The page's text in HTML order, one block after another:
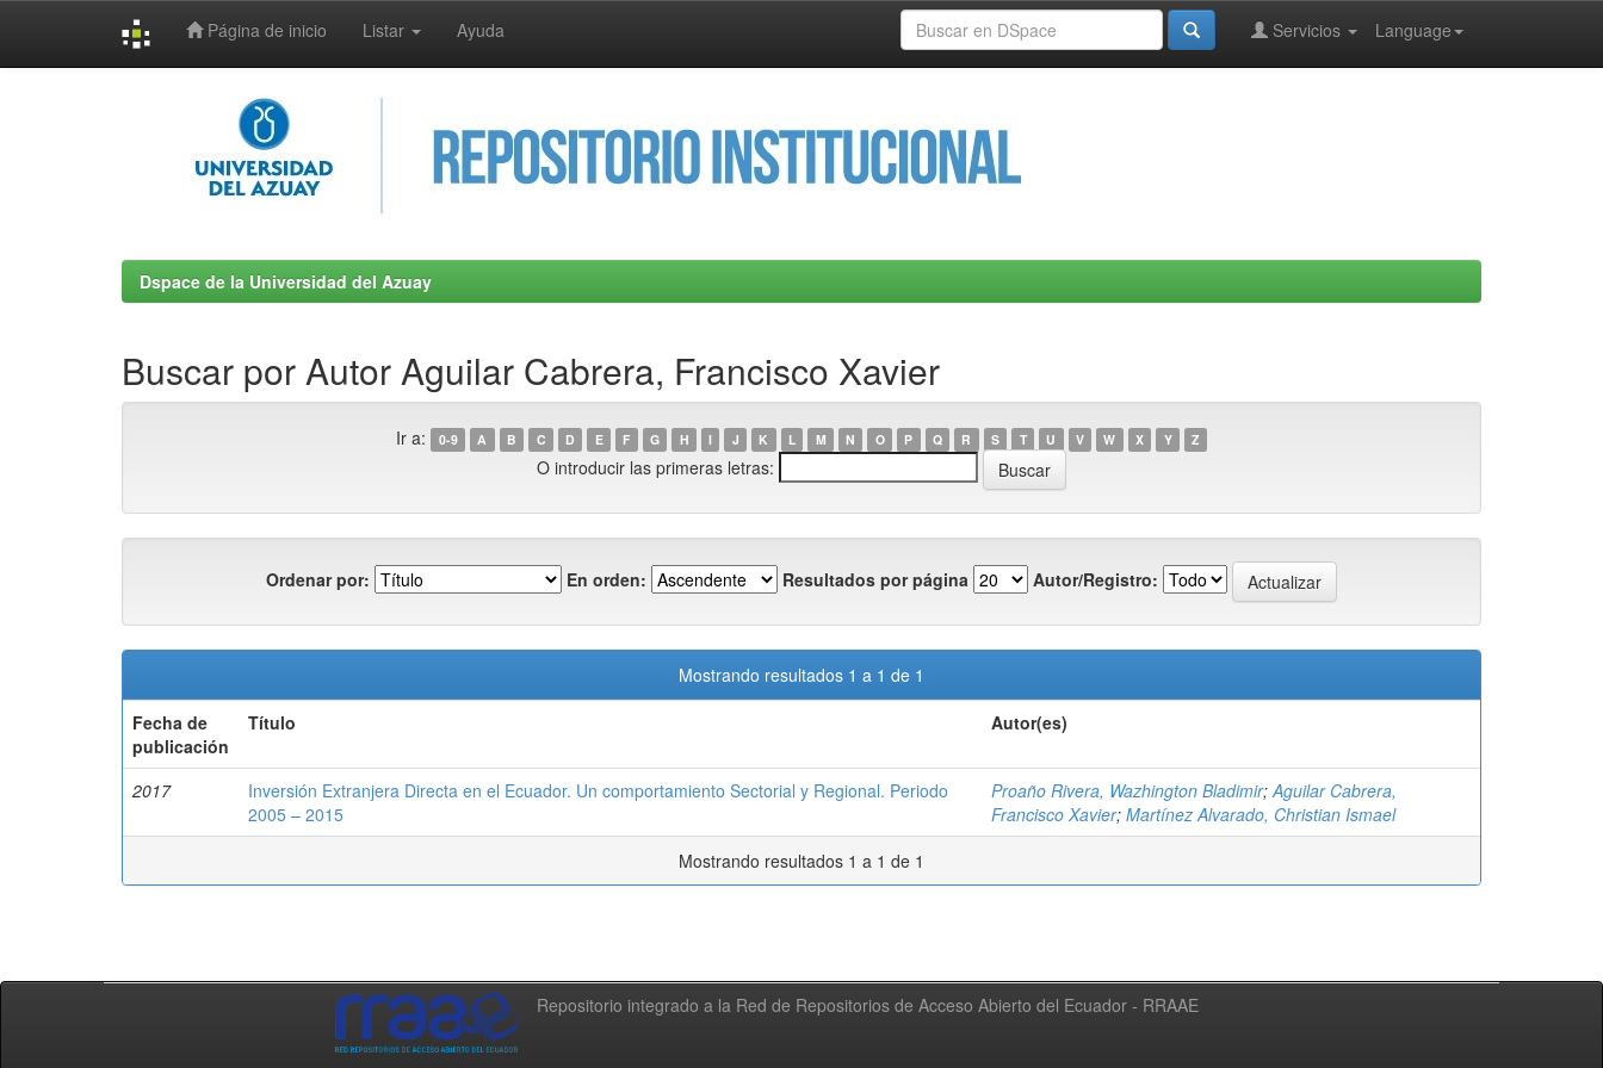
Página de inicio Listar Ayuda Language
Servicios
Dspace de la Universidad del Azuay
Buscar por Autor Aguilar Cabrera, Francisco Xavier
Ir a: 0-9 A B C D E F G H I J K L M N O P Q R S T U V W X Y Z
O introducir las primeras letras:
Ordenar por: En orden: Resultados por página Autor/Registro:
Mostrando resultados 1 a 1 de 1
Fecha de
publicación
Título Autor(es)
2017
Inversión Extranjera Directa en el Ecuador. Un comportamiento Sectorial y Regional. Periodo
2005 – 2015
Proaño Rivera, Wazhington Bladimir;Aguilar Cabrera,
Francisco Xavier; Martínez Alvarado, Christian Ismael
Mostrando resultados 1 a 1 de 1
Repositorio integrado a la Red de Repositorios de Acceso Abierto del Ecuador - RRAAE